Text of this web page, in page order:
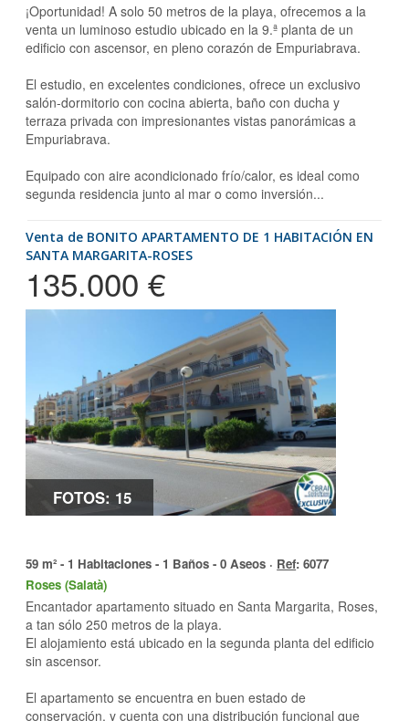
¡Oportunidad! A solo 50 metros de la playa, ofrecemos a la
venta un luminoso estudio ubicado en la 9.ª planta de un
edificio con ascensor, en pleno corazón de Empuriabrava.
El estudio, en excelentes condiciones, ofrece un exclusivo
salón-dormitorio con cocina abierta, baño con ducha y
terraza privada con impresionantes vistas panorámicas a
Empuriabrava.
Equipado con aire acondicionado frío/calor, es ideal como
segunda residencia junto al mar o como inversión...
Venta de BONITO APARTAMENTO DE 1 HABITACIÓN EN
SANTA MARGARITA-ROSES
135.000 €
FOTOS: 15
59 m² - 1 Habitaciones - 1 Baños - 0 Aseos · Ref: 6077
Roses (Salatà)
Encantador apartamento situado en Santa Margarita, Roses,
a tan sólo 250 metros de la playa.
El alojamiento está ubicado en la segunda planta del edificio
sin ascensor.
El apartamento se encuentra en buen estado de
conservación, y cuenta con una distribución funcional que